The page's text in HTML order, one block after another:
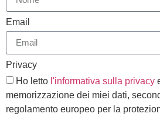
Email
Privacy
Ho letto l'informativa sulla privacy
memorizzazione dei miei dati,
regolamento europeo per la